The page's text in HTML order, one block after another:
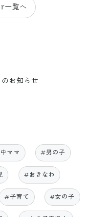
一覧へ
お知らせ
ママ #男の子
#おきなわ
#子育て #女の子